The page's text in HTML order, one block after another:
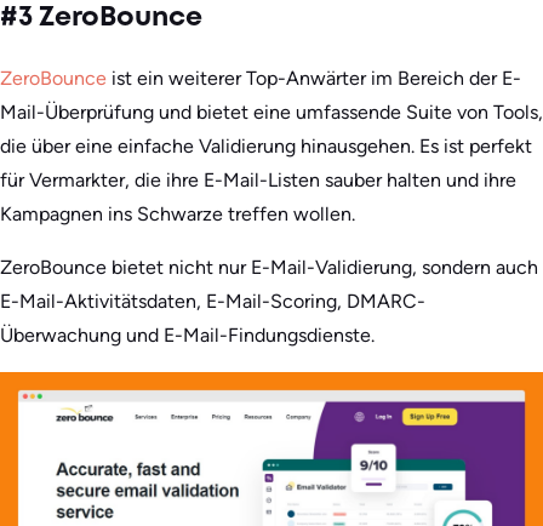
#3 ZeroBounce
ZeroBounce ist ein weiterer Top-Anwärter im Bereich der E-
Mail-Überprüfung und bietet eine umfassende Suite von Tools,
die über eine einfache Validierung hinausgehen. Es ist perfekt
für Vermarkter, die ihre E-Mail-Listen sauber halten und ihre
Kampagnen ins Schwarze treffen wollen.
ZeroBounce bietet nicht nur E-Mail-Validierung, sondern auch
E-Mail-Aktivitätsdaten, E-Mail-Scoring, DMARC-
Überwachung und E-Mail-Findungsdienste.